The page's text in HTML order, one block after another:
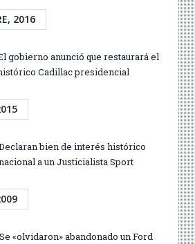
2016
gobierno anunció que restaurará el
Cadillac presidencial
bien de interés histórico
a un Justicialista Sport
Se «olvidaron» abandonado un Ford